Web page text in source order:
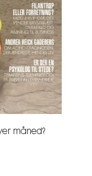
måned?